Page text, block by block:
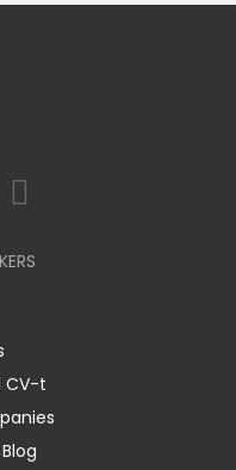
CV-t